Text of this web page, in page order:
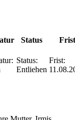
Status Frist
Status:
Entliehen
Frist: